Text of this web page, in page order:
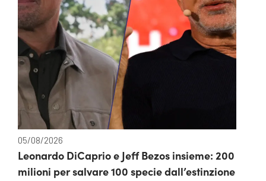
05/08/2026
Leonardo DiCaprio e Jeff Bezos insieme: 200
milioni per salvare 100 specie dall’estinzione